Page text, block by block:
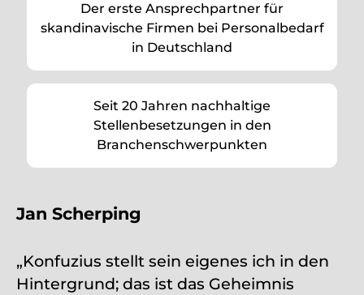
Der erste Ansprechpartner für
skandinavische Firmen bei Personalbedarf
in Deutschland
Seit 20 Jahren nachhaltige
Stellenbesetzungen in den
Branchenschwerpunkten
Jan Scherping
„Konfuzius stellt sein eigenes ich in den
Hintergrund; das ist das Geheimnis